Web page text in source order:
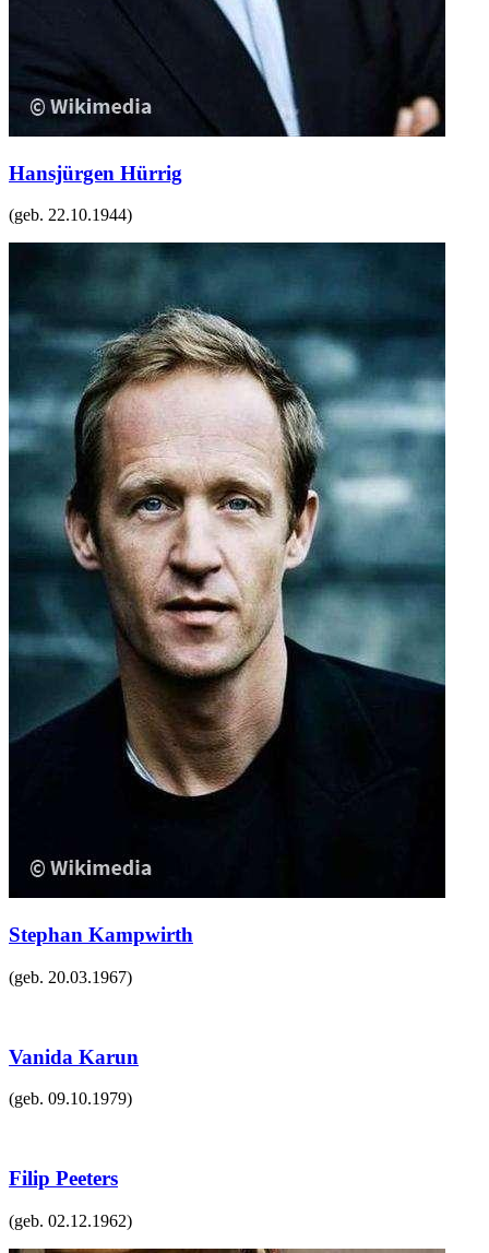
Hansjürgen Hürrig
(geb. 22.10.1944)
Stephan Kampwirth
(geb. 20.03.1967)
Vanida Karun
(geb. 09.10.1979)
Filip Peeters
(geb. 02.12.1962)